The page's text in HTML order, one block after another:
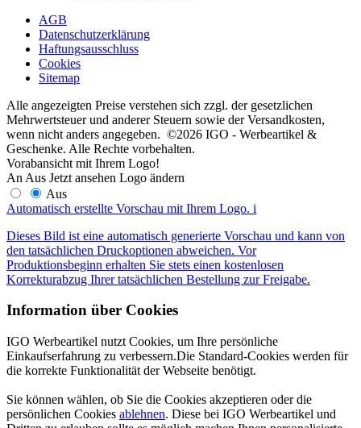
AGB
Datenschutzerklärung
Haftungsausschluss
Cookies
Sitemap
Alle angezeigten Preise verstehen sich zzgl. der gesetzlichen
Mehrwertsteuer und anderer Steuern sowie der Versandkosten,
wenn nicht anders angegeben. ©2026 IGO - Werbeartikel &
Geschenke. Alle Rechte vorbehalten.
Vorabansicht mit Ihrem Logo!
An Aus Jetzt ansehen Logo ändern
Aus
Automatisch erstellte Vorschau mit Ihrem Logo. i
Dieses Bild ist eine automatisch generierte Vorschau und kann von
den tatsächlichen Druckoptionen abweichen. Vor
Produktionsbeginn erhalten Sie stets einen kostenlosen
Korrekturabzug Ihrer tatsächlichen Bestellung zur Freigabe.
Information über Cookies
IGO Werbeartikel nutzt Cookies, um Ihre persönliche
Einkaufserfahrung zu verbessern.Die Standard-Cookies werden für
die korrekte Funktionalität der Webseite benötigt.
Sie können wählen, ob Sie die Cookies akzeptieren oder die
persönlichen Cookies ablehnen. Diese bei IGO Werbeartikel und